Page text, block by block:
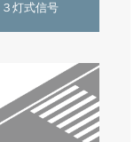
３灯式信号